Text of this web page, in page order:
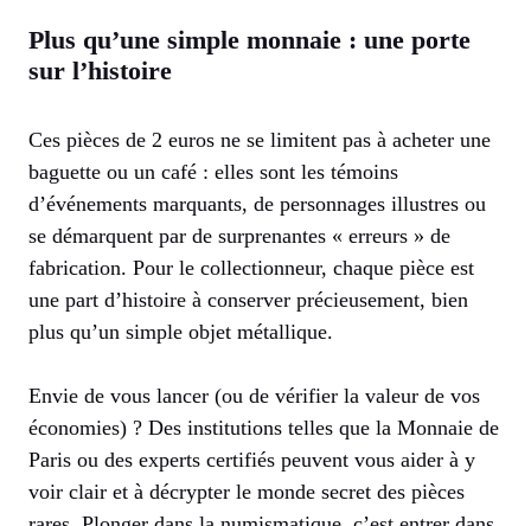
Plus qu’une simple monnaie : une porte
sur l’histoire
Ces pièces de 2 euros ne se limitent pas à acheter une
baguette ou un café : elles sont les témoins
d’événements marquants, de personnages illustres ou
se démarquent par de surprenantes « erreurs » de
fabrication. Pour le collectionneur, chaque pièce est
une part d’histoire à conserver précieusement, bien
plus qu’un simple objet métallique.
Envie de vous lancer (ou de vérifier la valeur de vos
économies) ? Des institutions telles que la Monnaie de
Paris ou des experts certifiés peuvent vous aider à y
voir clair et à décrypter le monde secret des pièces